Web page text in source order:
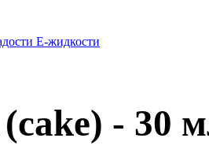
Е-жидкости
- 30